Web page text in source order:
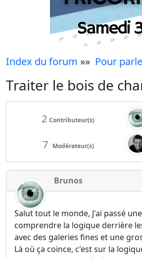
Index du forum »» Pour
Traiter le bois de
2 Contributeur(s)
7 Modérateur(s)
Brunos
Salut tout le monde, J'ai passé
comprendre la logique derrière
avec des galeries fines et une
Là où ça coince, c'est sur la